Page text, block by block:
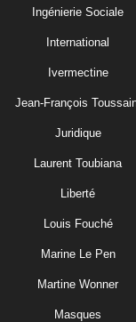
Ingénierie Sociale
International
Ivermectine
Jean-François
Juridique
Laurent Toubiana
Liberté
Louis Fouché
Marine Le Pen
Martine Wonner
Masques